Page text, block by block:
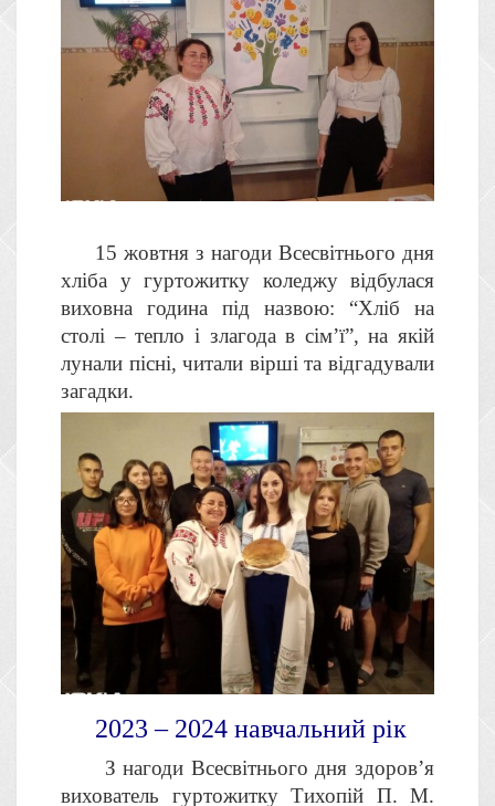
15 жовтня з нагоди Всесвітнього дня
хліба у гуртожитку коледжу відбулася
виховна година під назвою: “Хліб на
столі – тепло і злагода в сім’ї”, на якій
лунали пісні, читали вірші та відгадували
загадки.
2023 – 2024 навчальний рік
З нагоди Всесвітнього дня здоров’я
вихователь гуртожитку Тихопій П. М.